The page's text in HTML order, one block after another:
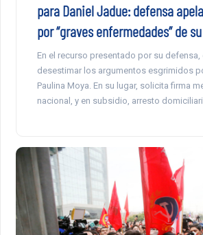
para Daniel Jadue: defensa
por “graves enfermedades” de
En el recurso presentado por su defensa,
desestimar los argumentos esgrimidos
Paulina Moya. En su lugar, solicita firma
nacional, y en subsidio, arresto